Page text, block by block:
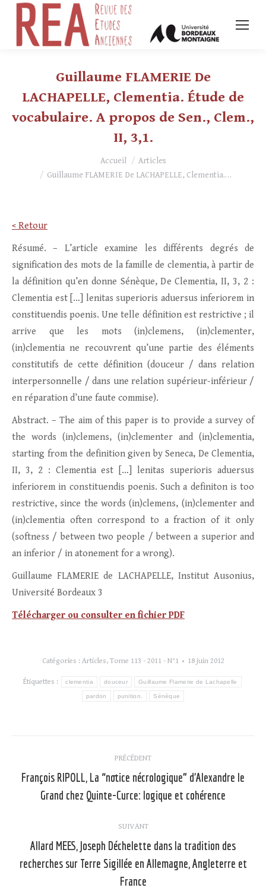
Guillaume FLAMERIE De
LACHAPELLE, Clementia. Étude de
vocabulaire. A propos de Sen., Clem.,
II, 3,1.
Accueil
Articles
Guillaume FLAMERIE De LACHAPELLE, Clementia.…
< Retour
Résumé. – L’article examine les différents degrés de
signification des mots de la famille de clementia, à partir de
la définition qu’en donne Sénèque, De Clementia, II, 3, 2 :
Clementia est […] lenitas superioris aduersus inferiorem in
constituendis poenis. Une telle définition est restrictive ; il
arrive que les mots (in)clemens, (in)clementer,
(in)clementia ne recouvrent qu’une partie des éléments
constitutifs de cette définition (douceur / dans relation
interpersonnelle / dans une relation supérieur-inférieur /
en réparation d’une faute commise).
Abstract. – The aim of this paper is to provide a survey of
the words (in)clemens, (in)clementer and (in)clementia,
starting from the definition given by Seneca, De Clementia,
II, 3, 2 : Clementia est […] lenitas superioris aduersus
inferiorem in constituendis poenis. Such a definiton is too
restrictive, since the words (in)clemens, (in)clementer and
(in)clementia often correspond to a fraction of it only
(softness / between two people / between a superior and
an inferior / in atonement for a wrong).
Guillaume FLAMERIE de LACHAPELLE, Institut Ausonius,
Université Bordeaux 3
Télécharger ou consulter en fichier PDF
Catégories : Articles, Tome 113 - 2011 - N°1 18 juin 2012
Étiquettes : clementia douceur Guillaume Flamerie de Lachapelle
pardon punition. Sénèque
article
PRÉCÉDENT
Article
précédent
François RIPOLL, La “notice nécrologique” d’Alexandre le
Grand chez Quinte-Curce: logique et cohérence
SUIVANT
Article
suivant
Allard MEES, Joseph Déchelette dans la tradition des
recherches sur Terre Sigillée en Allemagne, Angleterre et
France